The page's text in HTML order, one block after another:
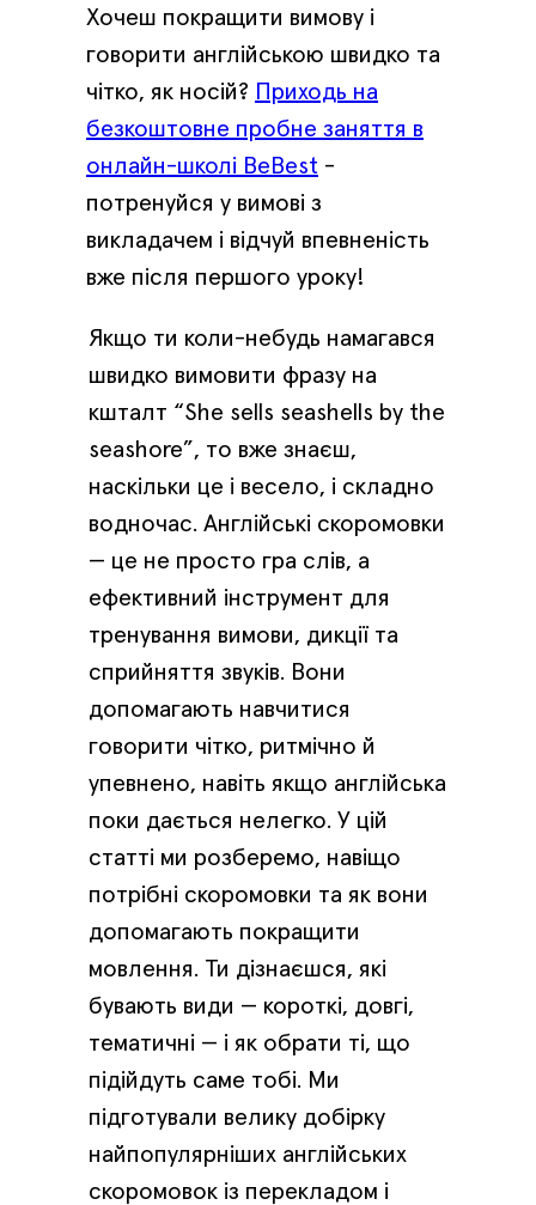
Якщо ти коли-небудь намагався
швидко вимовити фразу на
кшталт “She sells seashells by the
seashore”, то вже знаєш,
наскільки це і весело, і складно
водночас. Англійські скоромовки
— це не просто гра слів, а
ефективний інструмент для
тренування вимови, дикції та
сприйняття звуків. Вони
допомагають навчитися
говорити чітко, ритмічно й
упевнено, навіть якщо англійська
поки дається нелегко. У цій
статті ми розберемо, навіщо
потрібні скоромовки та як вони
допомагають покращити
мовлення. Ти дізнаєшся, які
бувають види — короткі, довгі,
тематичні — і як обрати ті, що
підійдуть саме тобі. Ми
підготували велику добірку
найпопулярніших англійських
скоромовок із перекладом і
Хочеш покращити вимову і
говорити англійською швидко та
чітко, як носій? Приходь на
безкоштовне пробне заняття в
онлайн-школі BeBest -
потренуйся у вимові з
викладачем і відчуй впевненість
вже після першого уроку!